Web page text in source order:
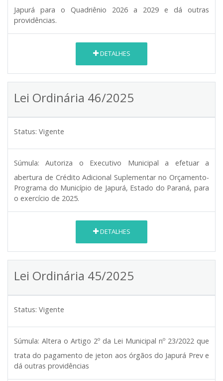
Japurá para o Quadriênio 2026 a 2029 e dá outras
providências.
DETALHES
Lei Ordinária 46/2025
Status: Vigente
Súmula:
Autoriza o Executivo Municipal a efetuar a
abertura de Crédito Adicional Suplementar no Orçamento-
Programa do Município de Japurá, Estado do Paraná, para
o exercício de 2025.
DETALHES
Lei Ordinária 45/2025
Status: Vigente
Súmula: Altera o Artigo 2º da Lei Municipal nº 23/2022 que
trata do pagamento de jeton aos órgãos do Japurá Prev e
dá outras providências